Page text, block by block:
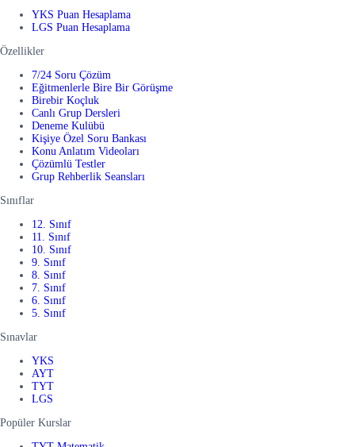
YKS Puan Hesaplama
LGS Puan Hesaplama
Özellikler
7/24 Soru Çözüm
Eğitmenlerle Bire Bir Görüşme
Birebir Koçluk
Canlı Grup Dersleri
Deneme Kulübü
Kişiye Özel Soru Bankası
Konu Anlatım Videoları
Çözümlü Testler
Grup Rehberlik Seansları
Sınıflar
12. Sınıf
11. Sınıf
10. Sınıf
9. Sınıf
8. Sınıf
7. Sınıf
6. Sınıf
5. Sınıf
Sınavlar
YKS
AYT
TYT
LGS
Popüler Kurslar